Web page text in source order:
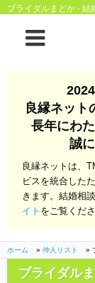
良縁ネットとは
会社概要
よくある質問
開業支援
ブライダルまどか - 結
良縁ネット
長年にわ
誠
良縁ネットは、
ビスを統合した
きます。結婚相
イト をご覧くださ
ホーム » 仲人リスト »
ブライダル